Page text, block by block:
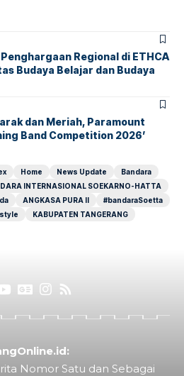
Regional di ETHCA
Budaya Belajar dan Budaya
dan Meriah, Paramount
Band Competition 2026’
Home News Update
Bandara
INTERNASIONAL SOEKARNO-HATTA
ANGKASA PURA II
#bandaraSoetta
KABUPATEN TANGERANG
Nomor Satu dan Sebagai